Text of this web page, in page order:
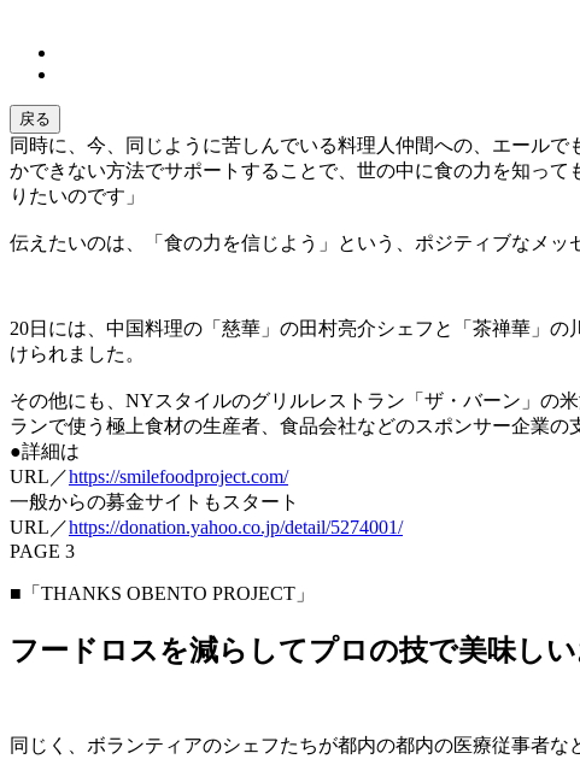
戻る
同時に、今、同じように苦しんでいる料理人仲間への、エール
かできない方法でサポートすることで、世の中に食の力を知っ
りたいのです」
伝えたいのは、「食の力を信じよう」という、ポジティブなメ
20日には、中国料理の「慈華」の田村亮介シェフと「茶禅華」
けられました。
その他にも、NYスタイルのグリルレストラン「ザ・バーン」の
ランで使う極上食材の生産者、食品会社などのスポンサー企業の
●詳細は
URL／https://smilefoodproject.com/
一般からの募金サイトもスタート
URL／https://donation.yahoo.co.jp/detail/5274001/
PAGE 3
■「THANKS OBENTO PROJECT」
フードロスを減らしてプロの技で美味し
同じく、ボランティアのシェフたちが都内の都内の医療従事者